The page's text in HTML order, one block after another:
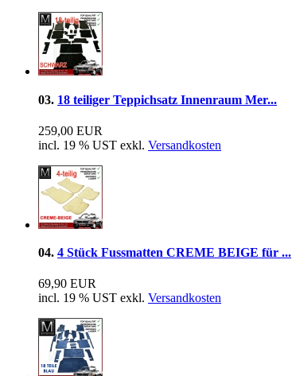
03. 18 teiliger Teppichsatz Innenraum Mer...
259,00 EUR
incl. 19 % UST exkl. Versandkosten
04. 4 Stück Fussmatten CREME BEIGE für ...
69,90 EUR
incl. 19 % UST exkl. Versandkosten